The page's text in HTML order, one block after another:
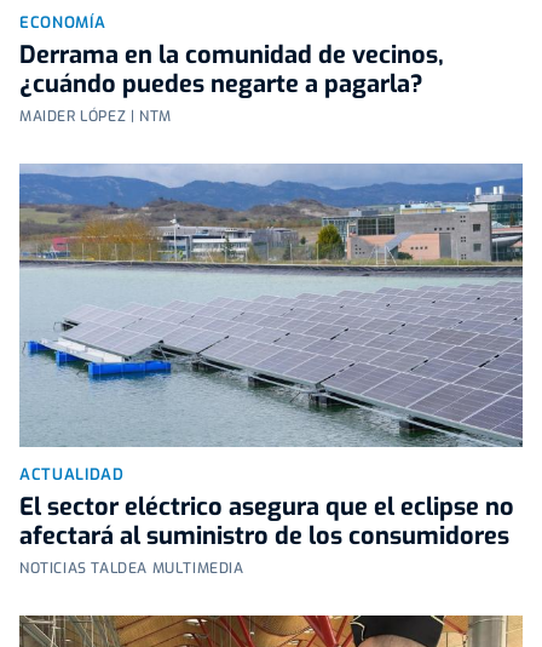
ECONOMÍA
Derrama en la comunidad de vecinos,
¿cuándo puedes negarte a pagarla?
MAIDER LÓPEZ | NTM
ACTUALIDAD
El sector eléctrico asegura que el eclipse no
afectará al suministro de los consumidores
NOTICIAS TALDEA MULTIMEDIA